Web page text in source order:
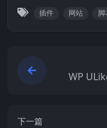
插件 网站 脚
WP
下一篇